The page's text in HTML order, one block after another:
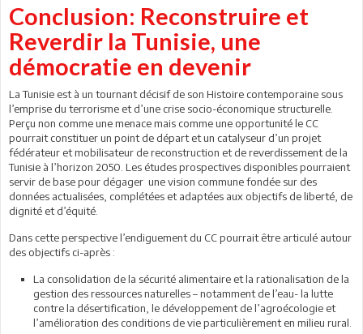
Conclusion: Reconstruire et
Reverdir la Tunisie, une
démocratie en devenir
La Tunisie est à un tournant décisif de son Histoire contemporaine sous
l’emprise du terrorisme et d’une crise socio-économique structurelle.
Perçu non comme une menace mais comme une opportunité le CC
pourrait constituer un point de départ et un catalyseur d’un projet
fédérateur et mobilisateur de reconstruction et de reverdissement de la
Tunisie à l’horizon 2050. Les études prospectives disponibles pourraient
servir de base pour dégager une vision commune fondée sur des
données actualisées, complétées et adaptées aux objectifs de liberté, de
dignité et d’équité.
Dans cette perspective l’endiguement du CC pourrait être articulé autour
des objectifs ci-après :
La consolidation de la sécurité alimentaire et la rationalisation de la
gestion des ressources naturelles – notamment de l’eau- la lutte
contre la désertification, le développement de l’agroécologie et
l’amélioration des conditions de vie particulièrement en milieu rural.